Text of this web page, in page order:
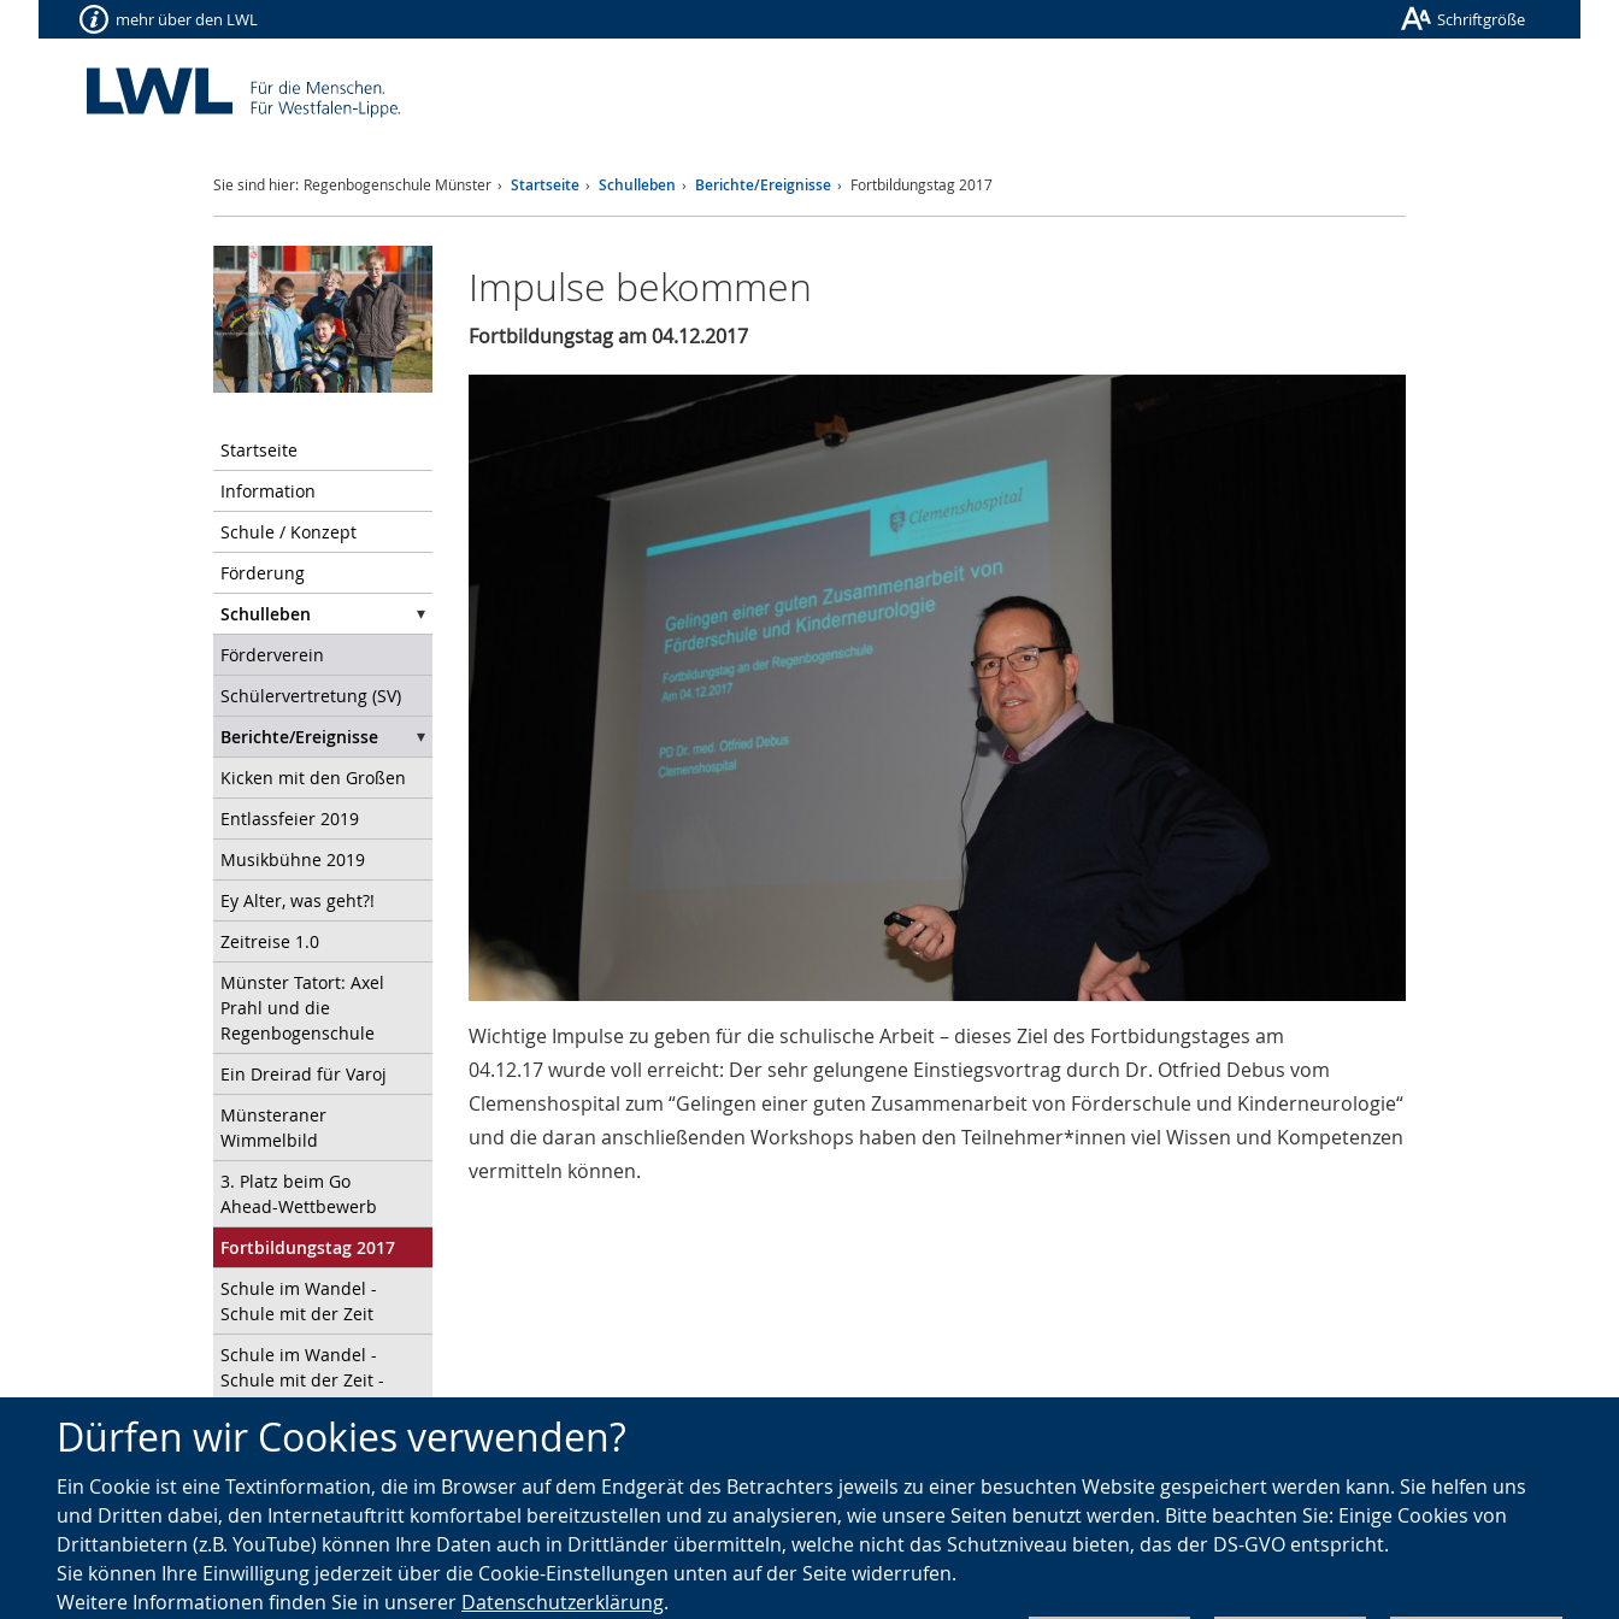
Dürfen wir Cookies verwenden?
Ein Cookie ist eine Textinformation, die im Browser auf dem Endgerät des Betrachters jeweils zu einer besuchten Website gespeichert werden kann. Sie helfen uns
und Dritten dabei, den Internetauftritt komfortabel bereitzustellen und zu analysieren, wie unsere Seiten benutzt werden. Bitte beachten Sie: Einige Cookies von
Drittanbietern (z.B. YouTube) können Ihre Daten auch in Drittländer übermitteln, welche nicht das Schutzniveau bieten, das der DS-GVO entspricht.
Sie können Ihre Einwilligung jederzeit über die Cookie-Einstellungen unten auf der Seite widerrufen.
Weitere Informationen finden Sie in unserer Datenschutzerklärung.
mehr über den LWL Schriftgröße
Sie sind hier: Regenbogenschule Münster Startseite Schulleben Berichte/Ereignisse Fortbildungstag 2017
Startseite
Information
Schule / Konzept
Förderung
Schulleben
Förderverein
Schülervertretung (SV)
Berichte/Ereignisse
Kicken mit den Großen
Entlassfeier 2019
Musikbühne 2019
Ey Alter, was geht?!
Zeitreise 1.0
Münster Tatort: Axel
Prahl und die
Regenbogenschule
Ein Dreirad für Varoj
Münsteraner
Wimmelbild
3. Platz beim Go
Ahead-Wettbewerb
Fortbildungstag 2017
Schule im Wandel -
Schule mit der Zeit
Schule im Wandel -
Schule mit der Zeit -
Teil 2
Archiv
Interner Bereich für
Lehrer
Impressum
Impulse bekommen
Fortbildungstag am 04.12.2017
Wichtige Impulse zu geben für die schulische Arbeit – dieses Ziel des Fortbidungstages am
04.12.17 wurde voll erreicht: Der sehr gelungene Einstiegsvortrag durch Dr. Otfried Debus vom
Clemenshospital zum “Gelingen einer guten Zusammenarbeit von Förderschule und Kinderneurologie“
und die daran anschließenden Workshops haben den Teilnehmer*innen viel Wissen und Kompetenzen
vermitteln können.